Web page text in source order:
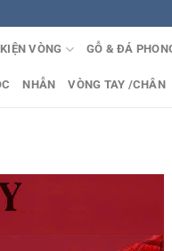
VÒNG GỖ & ĐÁ
NHẪN VÒNG TAY /CHÂN